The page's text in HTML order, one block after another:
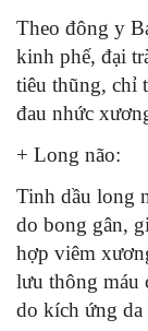
Theo đông y
kinh phế, đại
tiêu thũng, chỉ
đau nhức
+ Long não:
Tinh dầu long
do bong gân,
hợp viêm
lưu thông máu
do kích ứng da